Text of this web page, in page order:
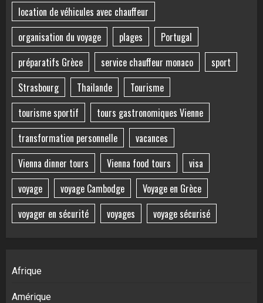
location de véhicules avec chauffeur
organisation du voyage
plages
Portugal
préparatifs Grèce
service chauffeur monaco
sport
Strasbourg
Thailande
Tourisme
tourisme sportif
tours gastronomiques Vienne
transformation personnelle
vacances
Vienna dinner tours
Vienna food tours
visa
voyage
voyage Cambodge
Voyage en Grèce
voyager en sécurité
voyages voyage sécurisé
Afrique
Amérique